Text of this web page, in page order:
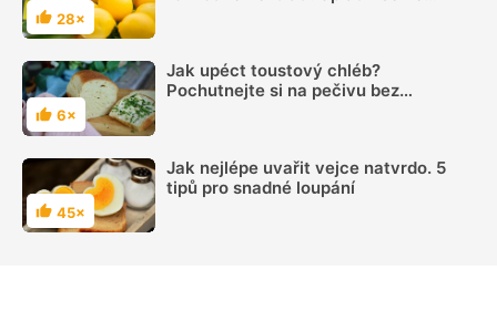
Hodnocení
28×
Hodnocení
6×
Jak upéct toustový chléb?
Pochutnejte si na pečivu bez
Hodnocení
45×
Jak nejlépe uvařit vejce natvrdo. 5
tipů pro snadné loupání